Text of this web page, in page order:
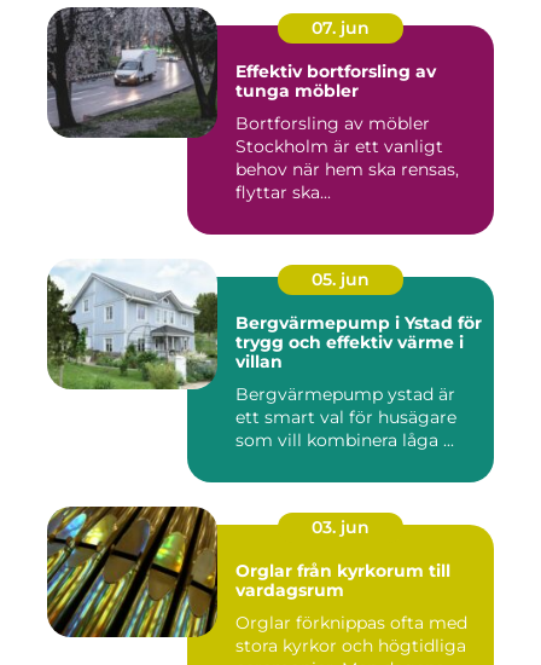
07. jun
Effektiv bortforsling av
tunga möbler
Bortforsling av möbler
Stockholm är ett vanligt
behov när hem ska rensas,
flyttar ska...
05. jun
Bergvärmepump i Ystad för
trygg och effektiv värme i
villan
Bergvärmepump ystad är
ett smart val för husägare
som vill kombinera låga ...
03. jun
Orglar från kyrkorum till
vardagsrum
Orglar förknippas ofta med
stora kyrkor och högtidliga